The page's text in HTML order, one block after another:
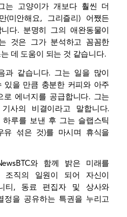
는 고양이가 개보다 훨씬 더
(미안해요, 그리즐리) 어쨌든
다. 분명히 그의 애완동물이
것은 그가 분석하고 꼼꼼한
데 도움이 되는 것 같습니다.
과 같습니다. 그는 일을 많이
있을 만큼 충분한 커피와 아주
로 에너지를 공급합니다. 그는
사의 비결이라고 말합니다.
루를 보낸 후 그는 슬랩스틱
유 섞은 것)를 마시며 휴식을
와 함께 밝은 미래를
직의 일원이 되어 자신이
티, 동료 편집자 및 상사와
정을 공유하는 특권을 누리고